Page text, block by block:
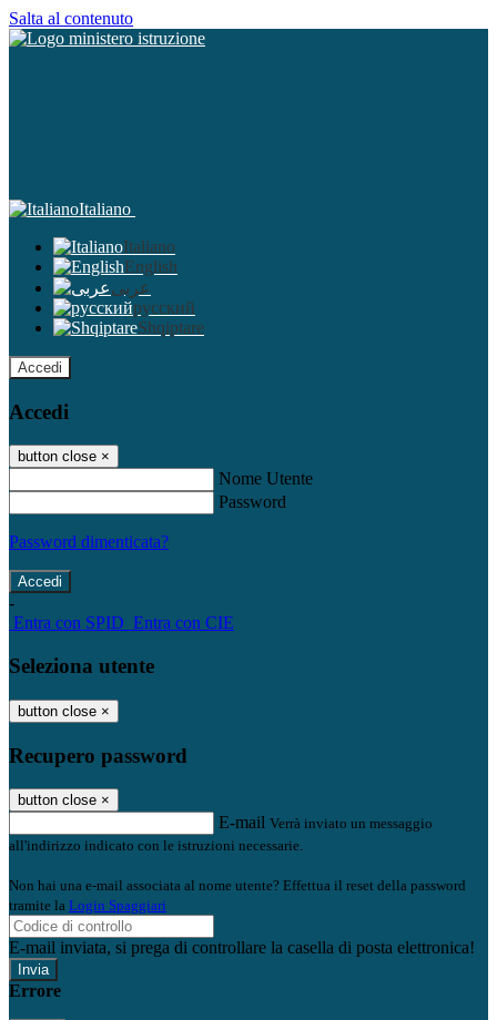
Salta al contenuto
Italiano
Italiano
English
عربى
русский
Shqiptare
Accedi
Accedi
button close ×
Nome Utente
Password
Password dimenticata?
-
Entra con SPID Entra con CIE
Seleziona utente
button close ×
Recupero password
button close ×
E-mail Verrà inviato un messaggio
all'indirizzo indicato con le istruzioni necessarie.
Non hai una e-mail associata al nome utente? Effettua il reset della password
tramite la Login Spaggiari
E-mail inviata, si prega di controllare la casella di posta elettronica!
Errore